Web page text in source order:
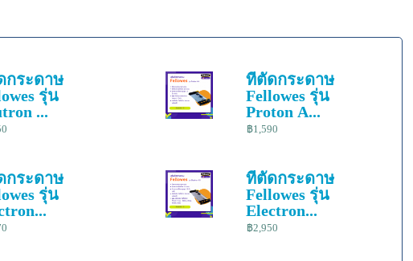
กระดาษ
รุ่น
...
ที่ตัดกระดาษ
Fellowes รุ่น
Proton A...
฿1,590
กระดาษ
รุ่น
ที่ตัดกระดาษ
Fellowes รุ่น
Electron...
฿2,950